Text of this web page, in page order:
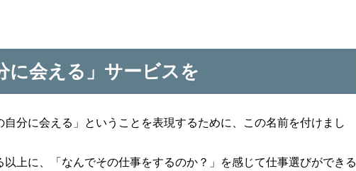
に会える」サービスを
自分に会える」ということを表現するために、この名前を付けまし
以上に、「なんでその仕事をするのか？」を感じて仕事選びができる